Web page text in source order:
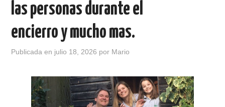
BANDA CIVIL
IMÁGENES CRECJ
las personas durante el
encierro y mucho mas.
Publicada en julio 18, 2026 por Mario